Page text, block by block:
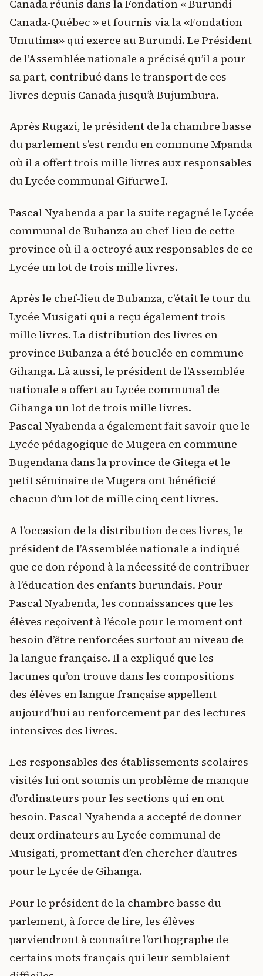
Canada réunis dans la Fondation « Burundi-
Canada-Québec » et fournis via la «Fondation
Umutima» qui exerce au Burundi. Le Président
de l’Assemblée nationale a précisé qu’il a pour
sa part, contribué dans le transport de ces
livres depuis Canada jusqu’à Bujumbura.
Après Rugazi, le président de la chambre basse
du parlement s’est rendu en commune Mpanda
où il a offert trois mille livres aux responsables
du Lycée communal Gifurwe I.
Pascal Nyabenda a par la suite regagné le Lycée
communal de Bubanza au chef-lieu de cette
province où il a octroyé aux responsables de ce
Lycée un lot de trois mille livres.
Après le chef-lieu de Bubanza, c’était le tour du
Lycée Musigati qui a reçu également trois
mille livres. La distribution des livres en
province Bubanza a été bouclée en commune
Gihanga. Là aussi, le président de l’Assemblée
nationale a offert au Lycée communal de
Gihanga un lot de trois mille livres.
Pascal Nyabenda a également fait savoir que le
Lycée pédagogique de Mugera en commune
Bugendana dans la province de Gitega et le
petit séminaire de Mugera ont bénéficié
chacun d’un lot de mille cinq cent livres.
A l’occasion de la distribution de ces livres, le
président de l’Assemblée nationale a indiqué
que ce don répond à la nécessité de contribuer
à l’éducation des enfants burundais. Pour
Pascal Nyabenda, les connaissances que les
élèves reçoivent à l’école pour le moment ont
besoin d’être renforcées surtout au niveau de
la langue française. Il a expliqué que les
lacunes qu’on trouve dans les compositions
des élèves en langue française appellent
aujourd’hui au renforcement par des lectures
intensives des livres.
Les responsables des établissements scolaires
visités lui ont soumis un problème de manque
d’ordinateurs pour les sections qui en ont
besoin. Pascal Nyabenda a accepté de donner
deux ordinateurs au Lycée communal de
Musigati, promettant d’en chercher d’autres
pour le Lycée de Gihanga.
Pour le président de la chambre basse du
parlement, à force de lire, les élèves
parviendront à connaître l’orthographe de
certains mots français qui leur semblaient